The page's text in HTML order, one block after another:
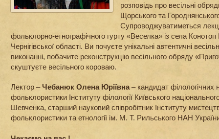
розповідь про весільні
Щорського та
Супроводжуватиметься
фольклорно-етнографічного гурту «Веселка» із села
Чернігівської області. Ви почуєте унікальні автентичні
виконанні, побачите реконструкцію весільного обряду
скуштуєте весільного короваю.
Лектор –Чебанюк Олена Юріївна– кандидат філологічних
фольклористики Інституту філології Київського
Шевченка, старший науковий співробітник Iнституту
фольклористики та етнології iм. М. Т. Рильського НАН